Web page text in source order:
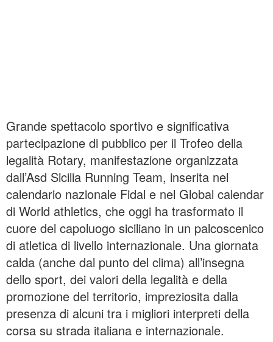
Grande spettacolo sportivo e significativa
partecipazione di pubblico per il Trofeo della
legalità Rotary, manifestazione organizzata
dall’Asd Sicilia Running Team, inserita nel
calendario nazionale Fidal e nel Global calendar
di World athletics, che oggi ha trasformato il
cuore del capoluogo siciliano in un palcoscenico
di atletica di livello internazionale. Una giornata
calda (anche dal punto del clima) all’insegna
dello sport, dei valori della legalità e della
promozione del territorio, impreziosita dalla
presenza di alcuni tra i migliori interpreti della
corsa su strada italiana e internazionale.